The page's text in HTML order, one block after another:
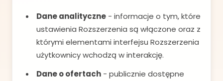
Dane analityczne - informacje o tym, które
ustawienia Rozszerzenia są włączone oraz z
którymi elementami interfejsu Rozszerzenia
użytkownicy wchodzą w interakcję.
Dane o ofertach - publicznie dostępne